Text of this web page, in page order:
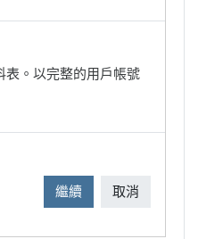
表。以完整的用戶帳號
繼續 取消